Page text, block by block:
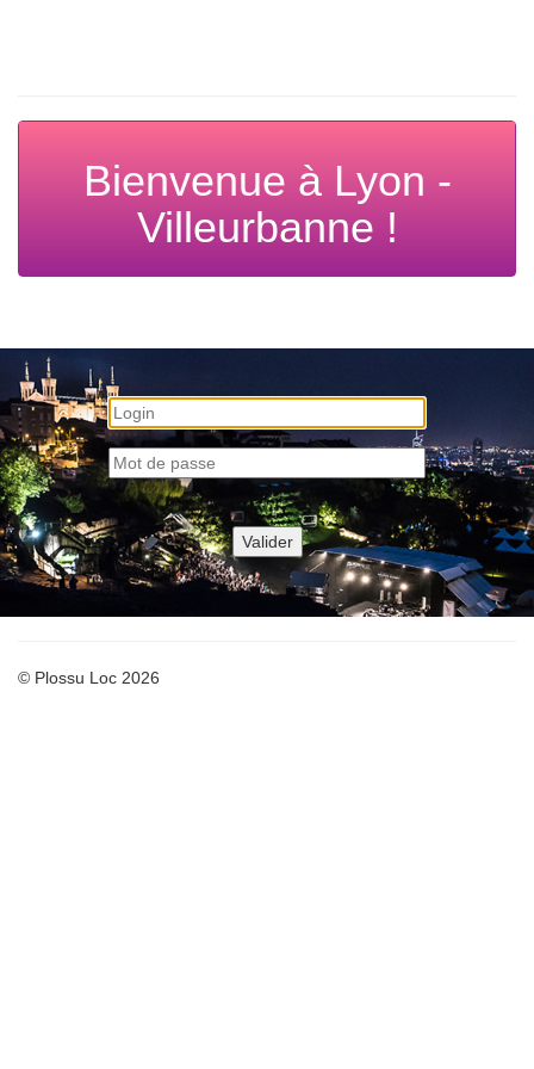
Bienvenue à Lyon -
Villeurbanne !
© Plossu Loc 2026